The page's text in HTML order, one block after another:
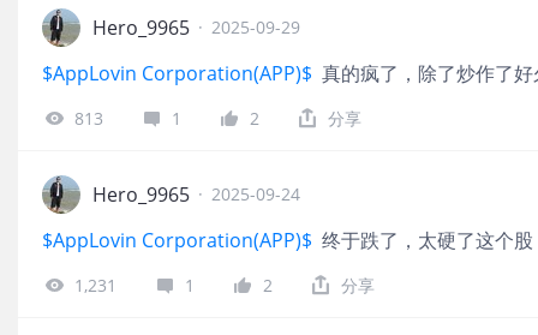
Hero_9965 · 2025-09-29
$AppLovin Corporation(APP)$ 真的疯了，除了炒作了
813 1 2 分享
Hero_9965 · 2025-09-24
$AppLovin Corporation(APP)$ 终于跌了，太硬了这个股
1,231 1 2 分享